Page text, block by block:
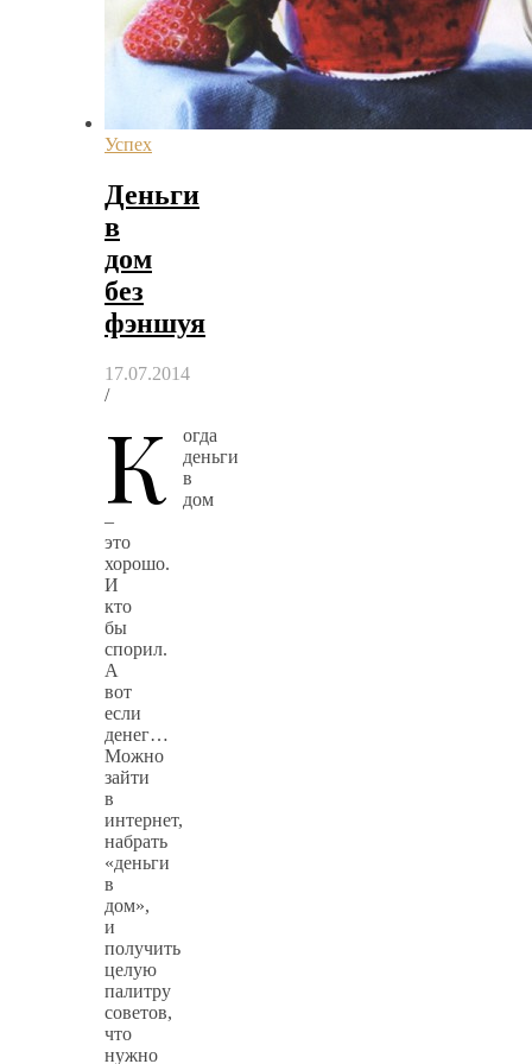
Успех
Деньги
в
дом
без
фэншуя
17.07.2014
/
К
огда
деньги
в
дом
–
это
хорошо.
И
кто
бы
спорил.
А
вот
если
денег…
Можно
зайти
в
интернет,
набрать
«деньги
в
дом»,
и
получить
целую
палитру
советов,
что
нужно